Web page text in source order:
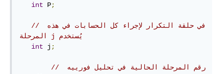
int P;
// في حلقة التكرار لإجراء كل الحسابات في هذه
المرحلة j يُستخدم
int j ;
// رقم المرحلة الحالية في تحليل فورييه